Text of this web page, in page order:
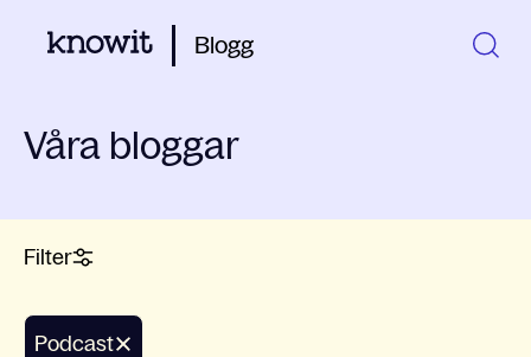
Blogg
Våra bloggar
Filter
Podcast